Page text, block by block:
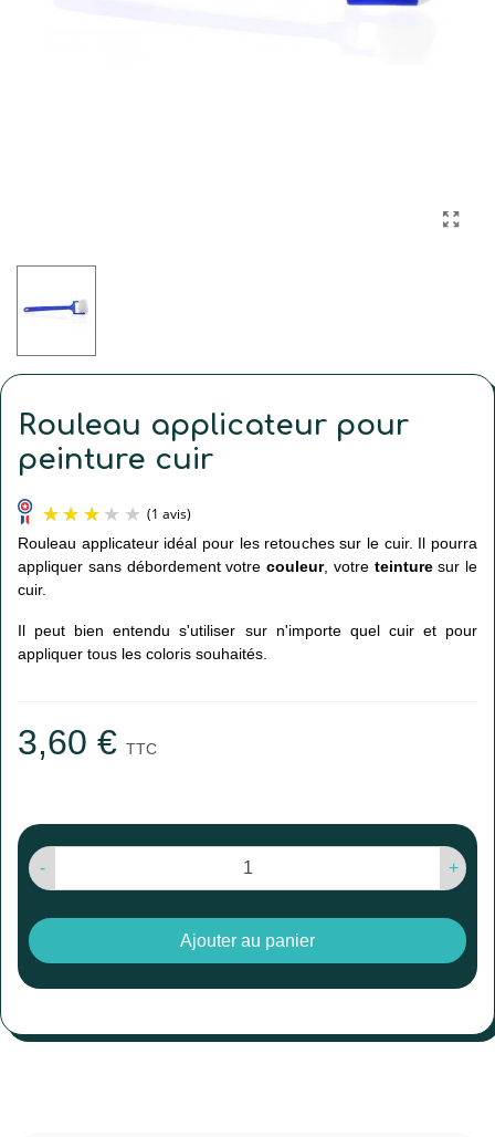
Rouleau applicateur pour
peinture cuir
Rouleau applicateur idéal pour les retouches sur le cuir. Il pourra
appliquer sans débordement votre couleur, votre teinturesur le
cuir.
Il peut bien entendu s'utiliser sur n'importe quel cuir et pour
appliquer tous les coloris souhaités.
3,60 € TTC
- +
Ajouter au panier